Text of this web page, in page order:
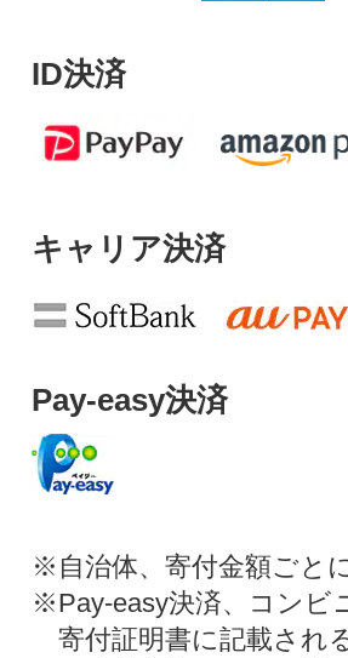
ID決済
キャリア決済
Pay-easy決済
※自治体、寄付金額ごと
※Pay-easy決済、コンビ
寄付証明書に記載され